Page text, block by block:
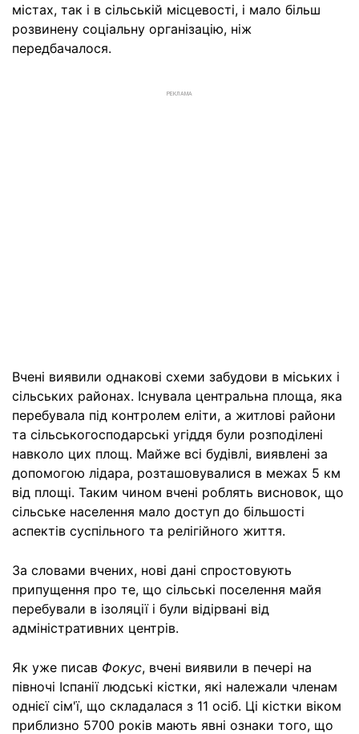
містах, так і в сільській місцевості, і мало більш
розвинену соціальну організацію, ніж
передбачалося.
РЕКЛАМА
Вчені виявили однакові схеми забудови в міських і
сільських районах. Існувала центральна площа, яка
перебувала під контролем еліти, а житлові райони
та сільськогосподарські угіддя були розподілені
навколо цих площ. Майже всі будівлі, виявлені за
допомогою лідара, розташовувалися в межах 5 км
від площі. Таким чином вчені роблять висновок, що
сільське населення мало доступ до більшості
аспектів суспільного та релігійного життя.
За словами вчених, нові дані спростовують
припущення про те, що сільські поселення майя
перебували в ізоляції і були відірвані від
адміністративних центрів.
Як уже писав Фокус, вчені виявили в печері на
півночі Іспанії людські кістки, які належали членам
однієї сім'ї, що складалася з 11 осіб. Ці кістки віком
приблизно 5700 років мають явні ознаки того, що